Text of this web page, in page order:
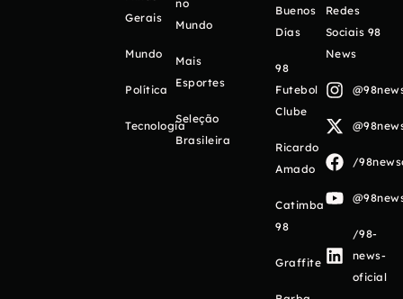
Gerais
Mundo
Política
Tecnologia
no
Mundo
Mais
Esportes
Seleção
Brasileira
Buenos
Días
98
Futebol
Clube
Ricardo
Amado
Catimba
98
Graffite
Redes
Sociais 98
News
/
/98-
news-
oficial